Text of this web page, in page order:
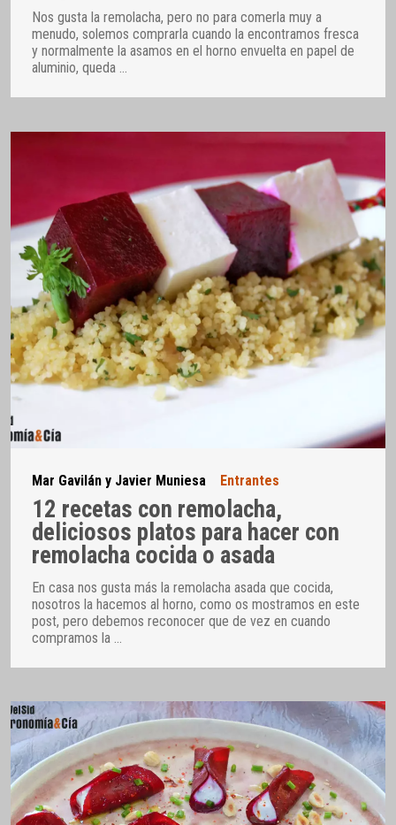
Nos gusta la remolacha, pero no para comerla muy a
menudo, solemos comprarla cuando la encontramos fresca
y normalmente la asamos en el horno envuelta en papel de
aluminio, queda …
Mar Gavilán y Javier Muniesa Entrantes
12 recetas con remolacha,
deliciosos platos para hacer con
remolacha cocida o asada
En casa nos gusta más la remolacha asada que cocida,
nosotros la hacemos al horno, como os mostramos en este
post, pero debemos reconocer que de vez en cuando
compramos la …